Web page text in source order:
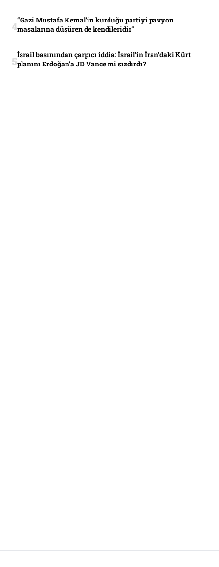
“Gazi Mustafa Kemal’in kurduğu partiyi pavyon
masalarına düşüren de kendileridir”
İsrail basınından çarpıcı iddia: İsrail’in İran’daki Kürt
planını Erdoğan’a JD Vance mi sızdırdı?